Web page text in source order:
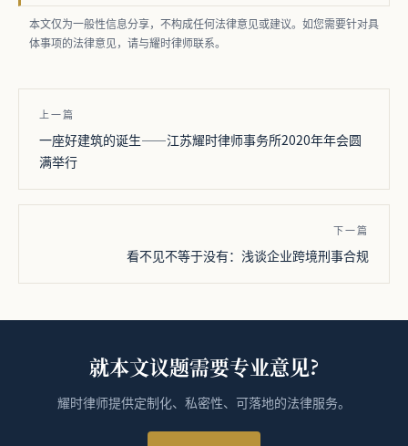
本文仅为一般性信息分享，不构成任何法律意见或建议。如您需要针对具
体事项的法律意见，请与耀时律师联系。
上一篇
一座好建筑的诞生——江苏耀时律师事务所2020年年会圆
满举行
下一篇
看不见不等于没有：浅谈企业跨境刑事合规
就本文议题需要专业意见?
耀时律师提供定制化、私密性、可落地的法律服务。